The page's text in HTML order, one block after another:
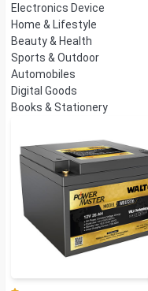
Electronics Device
Home & Lifestyle
Beauty & Health
Sports & Outdoor
Automobiles
Digital Goods
Books & Stationery